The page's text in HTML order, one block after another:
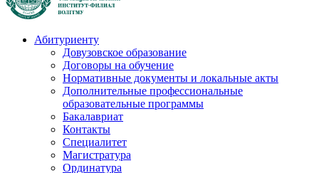
Абитуриенту
Довузовское образование
Договоры на обучение
Нормативные документы и локальные акты
Дополнительные профессиональные
образовательные программы
Бакалавриат
Контакты
Специалитет
Магистратура
Ординатура